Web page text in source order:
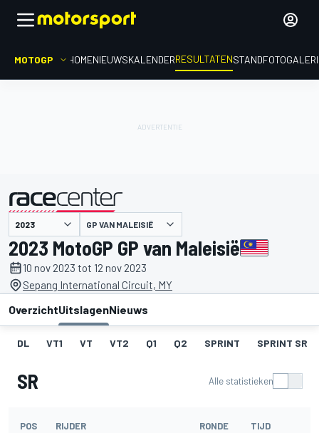
MOTOGP HOMENIEUWSKALENDERRESULTATENSTAND
gepresenteerd door GP VAN MALEISIË
2023 MotoGP GP van Maleisië
10 nov 2023 tot 12 nov 2023
Sepang International Circuit, MY
OverzichtUitslagenNieuws
DL VT1 VT VT2 Q1 Q2 SPRINT SPRINT SR
SR Alle statistieken
POS RIJDER RONDE TIJD